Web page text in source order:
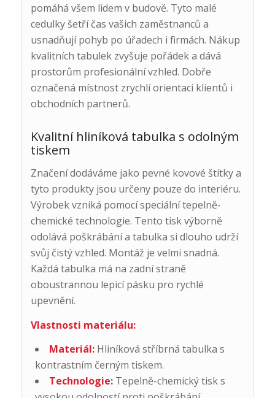
pomáhá všem lidem v budově. Tyto malé
cedulky šetří čas vašich zaměstnanců a
usnadňují pohyb po úřadech i firmách. Nákup
kvalitních tabulek zvyšuje pořádek a dává
prostorům profesionální vzhled. Dobře
označená místnost zrychlí orientaci klientů i
obchodních partnerů.
Kvalitní hliníková tabulka s odolným
tiskem
Značení dodáváme jako pevné kovové štítky a
tyto produkty jsou určeny pouze do interiéru.
Výrobek vzniká pomocí speciální tepelně-
chemické technologie. Tento tisk výborně
odolává poškrábání a tabulka si dlouho udrží
svůj čistý vzhled. Montáž je velmi snadná.
Každá tabulka má na zadní straně
oboustrannou lepicí pásku pro rychlé
upevnění.
Vlastnosti materiálu:
Materiál:Hliníková stříbrná tabulka s
kontrastním černým tiskem.
Technologie:Tepelně-chemický tisk s